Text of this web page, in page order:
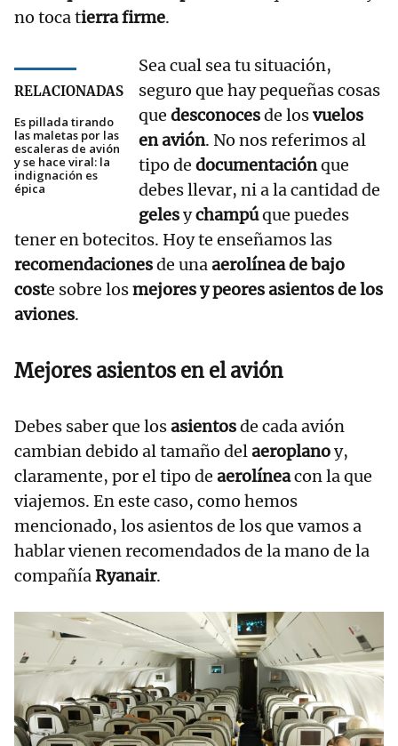
no toca tierra firme.
RELACIONADAS
Es pillada tirando
las maletas por las
escaleras de avión
y se hace viral: la
indignación es
épica
Sea cual sea tu situación,
seguro que hay pequeñas cosas
que desconocesde losvuelos
en avión. No nos referimos al
tipo de documentaciónque
debes llevar, ni a la cantidad de
gelesychampúque puedes
tener en botecitos. Hoy te enseñamos las
recomendacionesde unaaerolínea de bajo
coste sobre losmejores y peores asientos de los
aviones.
Mejores asientos en el avión
Debes saber que losasientosde cada avión
cambian debido al tamaño delaeroplanoy,
claramente, por el tipo de aerolíneacon la que
viajemos. En este caso, como hemos
mencionado, los asientos de los que vamos a
hablar vienen recomendados de la mano de la
compañíaRyanair.